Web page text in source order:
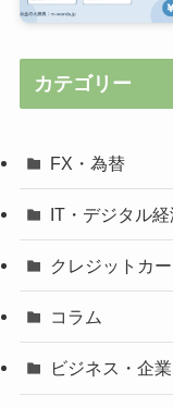
カテゴリー
FX・為替
IT・デジタル経
クレジットカ
コラム
ビジネス・企